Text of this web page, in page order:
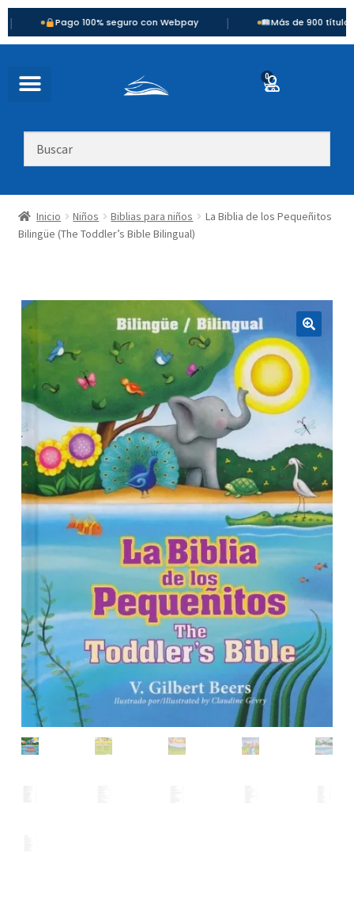
Pago 100% seguro con Webpay | Más de 900 títulos
0
Inicio Niños Biblias para niños
La Biblia de los Pequeñitos
Bilingüe (The Toddler’s Bible Bilingual)